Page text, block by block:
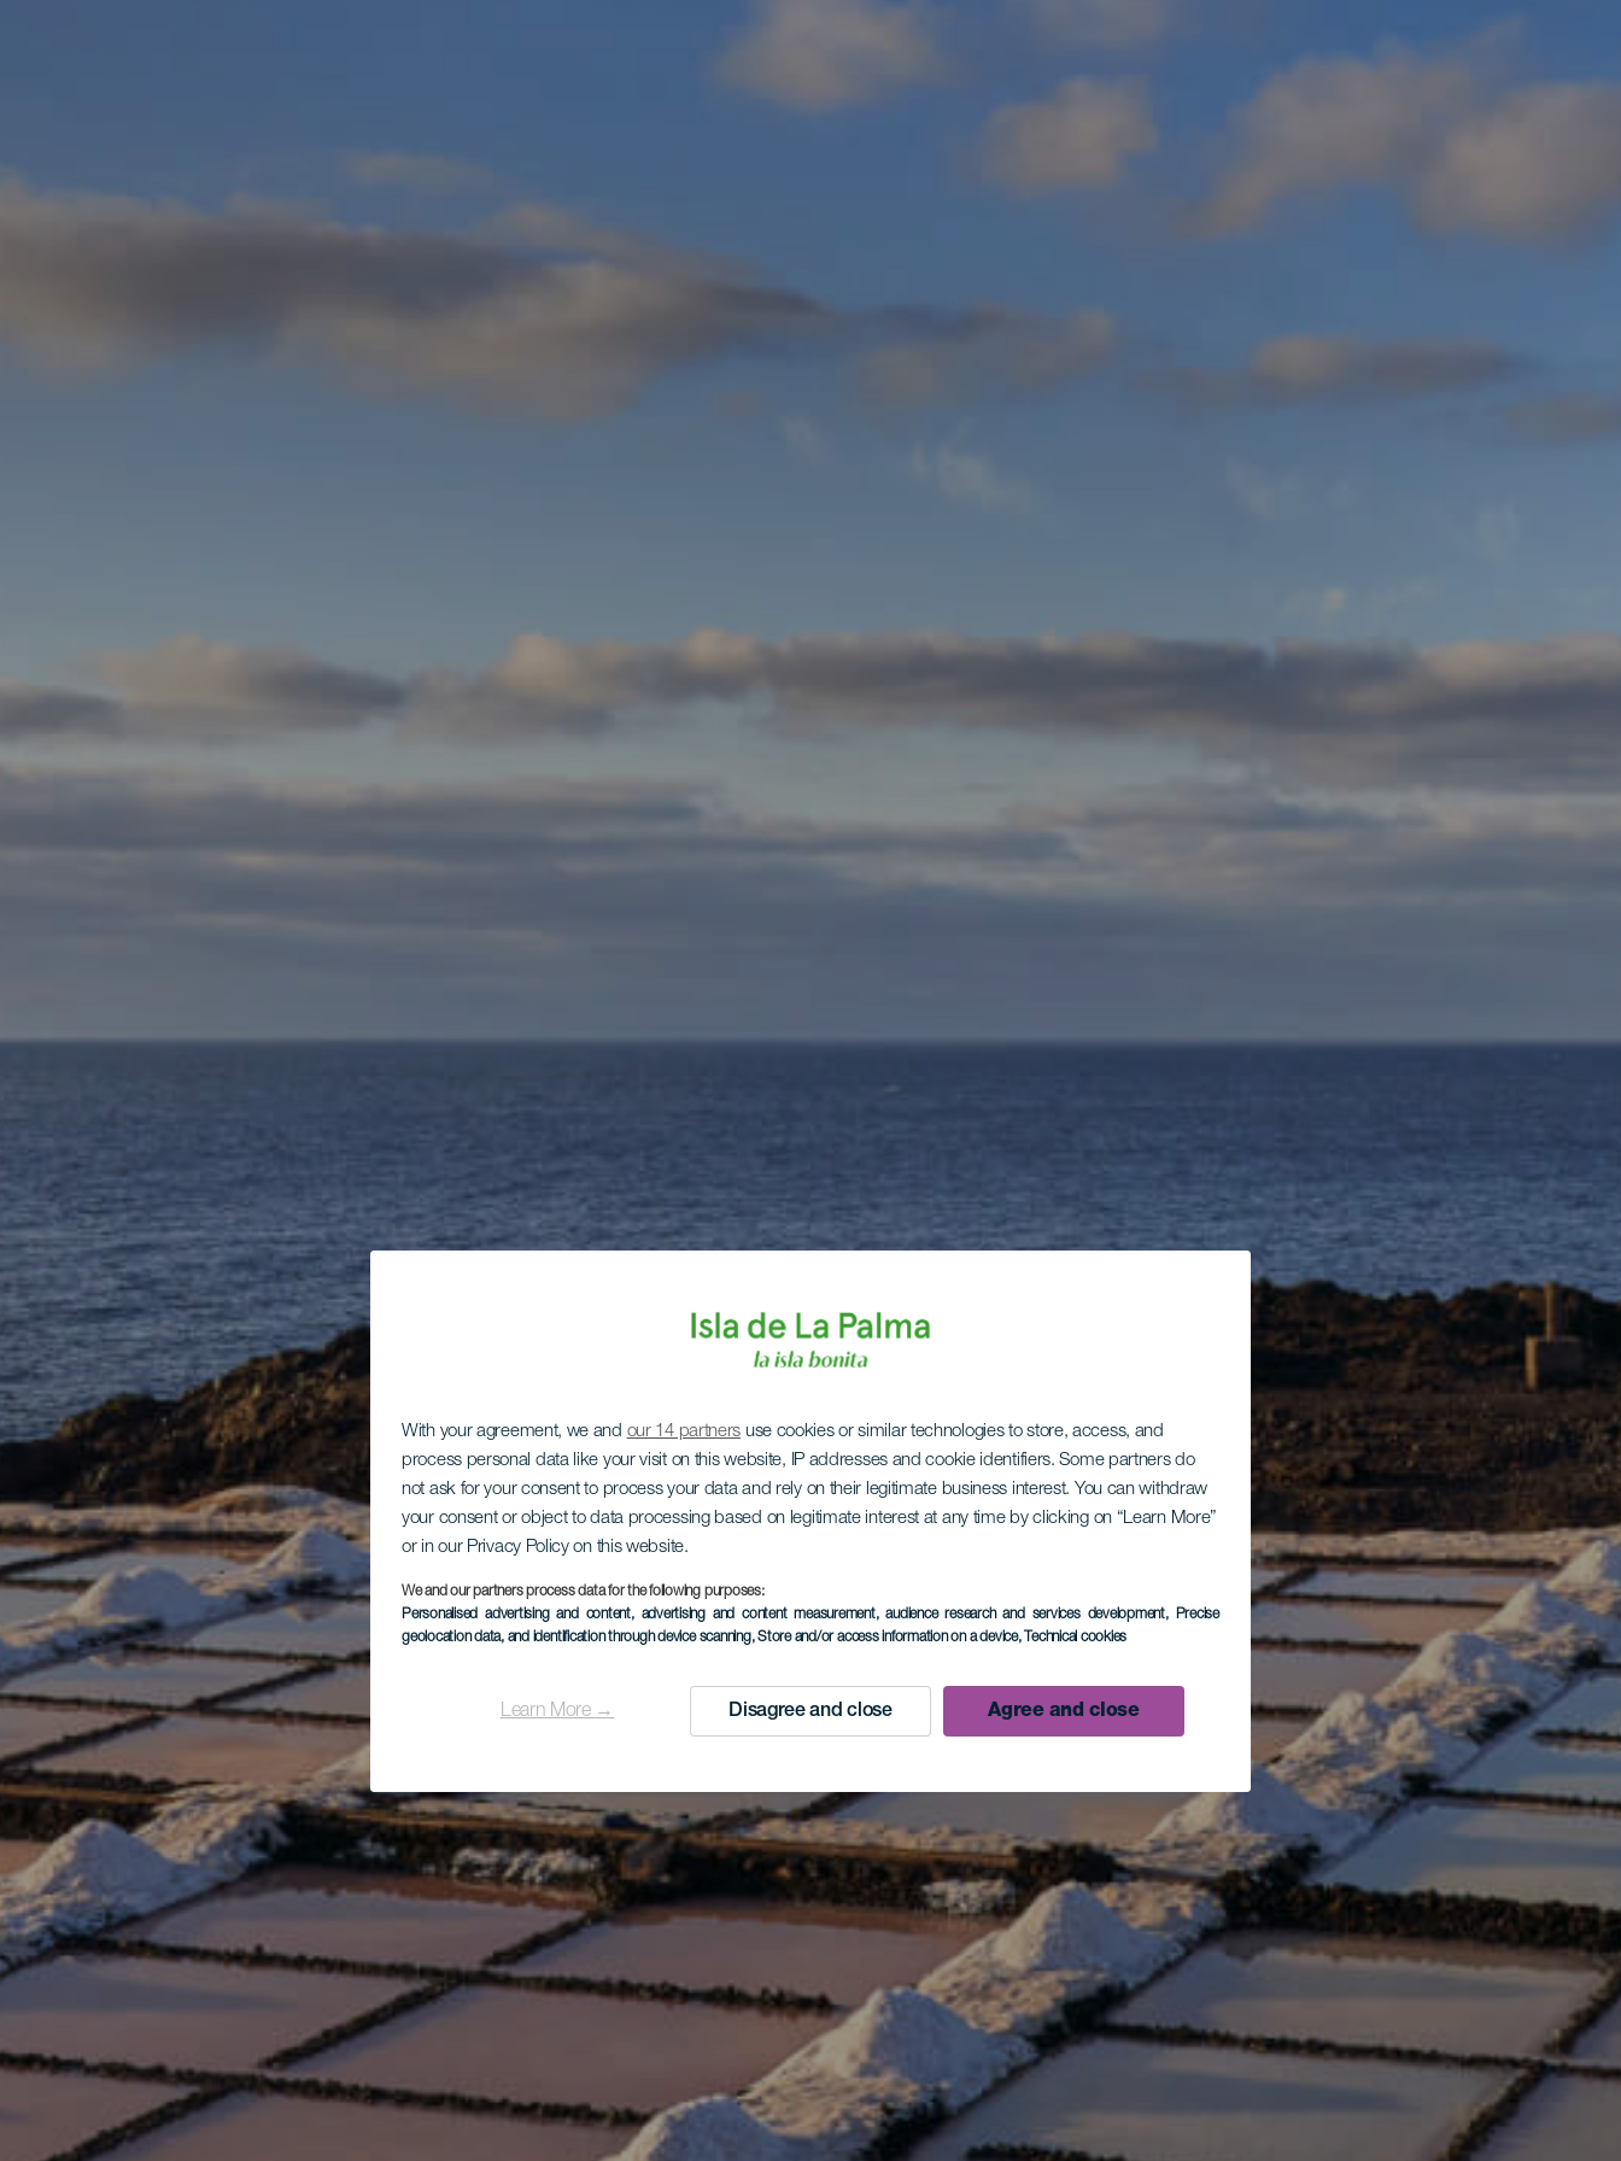
With your agreement, we and our 14 partners use cookies or similar technologies to store, access, and
process personal data like your visit on this website, IP addresses and cookie identifiers. Some partners do
not ask for your consent to process your data and rely on their legitimate business interest. You can withdraw
your consent or object to data processing based on legitimate interest at any time by clicking on “Learn More”
or in our Privacy Policy on this website.
We and our partners process data for the following purposes:
Personalised advertising and content, advertising and content measurement, audience research and services development, Precise
geolocation data, and identification through device scanning, Store and/or access information on a device, Technical cookies
Learn More → Disagree and close Agree and close